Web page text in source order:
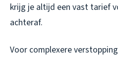
krijg je altijd een vast tarief
achteraf.
Voor complexere